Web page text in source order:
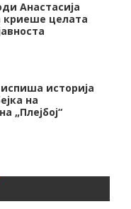
Анастасија
криеше целата
историја
на
„Плејбој“